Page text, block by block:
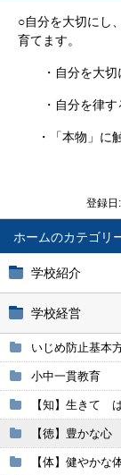
ホーム
学校紹介
学校経営
いじめ防止基本
小中一貫教育
【知】生きて
【徳】豊かな心
【体】健やかな
○自分を大切にし
育てます。
・自分を大切
・自分を律す
・「本物」に
登録日: